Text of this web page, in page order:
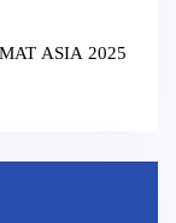
ASIA 2025